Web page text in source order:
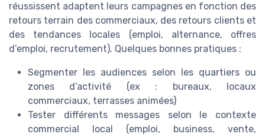
réussissent adaptent leurs campagnes en fonction des
retours terrain des commerciaux, des retours clients et
des tendances locales (emploi, alternance, offres
d’emploi, recrutement). Quelques bonnes pratiques :
Segmenter les audiences selon les quartiers ou
zones d’activité (ex : bureaux, locaux
commerciaux, terrasses animées)
Tester différents messages selon le contexte
commercial local (emploi, business, vente,